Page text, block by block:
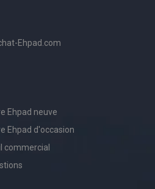
Ehpad.com
Ehpad neuve
Ehpad d'occasion
commercial